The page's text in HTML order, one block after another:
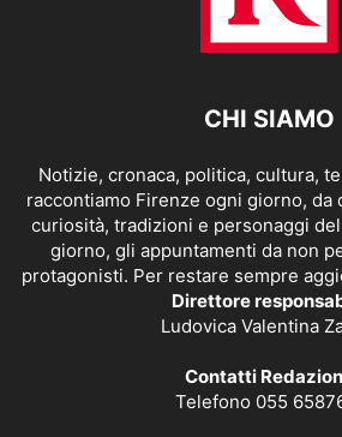
CHI SIAMO
Notizie, cronaca, politica, cultura,
raccontiamo Firenze ogni giorno, da
curiosità, tradizioni e personaggi
giorno, gli appuntamenti da non
protagonisti. Per restare sempre
Direttore
Ludovica Valentina
Contatti
Telefono 055